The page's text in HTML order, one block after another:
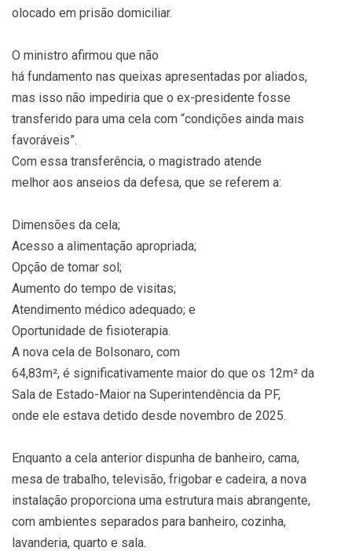
olocado em prisão domiciliar.
O ministro afirmou que não
há fundamento nas queixas apresentadas por aliados,
mas isso não impediria que o ex-presidente fosse
transferido para uma cela com “condições ainda mais
favoráveis”.
Com essa transferência, o magistrado atende
melhor aos anseios da defesa, que se referem a:
Dimensões da cela;
Acesso a alimentação apropriada;
Opção de tomar sol;
Aumento do tempo de visitas;
Atendimento médico adequado; e
Oportunidade de fisioterapia.
A nova cela de Bolsonaro, com
64,83m², é significativamente maior do que os 12m² da
Sala de Estado-Maior na Superintendência da PF,
onde ele estava detido desde novembro de 2025.
Enquanto a cela anterior dispunha de banheiro, cama,
mesa de trabalho, televisão, frigobar e cadeira, a nova
instalação proporciona uma estrutura mais abrangente,
com ambientes separados para banheiro, cozinha,
lavanderia, quarto e sala.